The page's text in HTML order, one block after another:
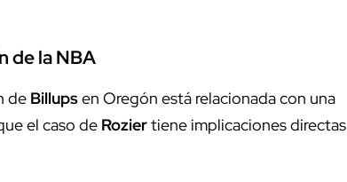
de la NBA
de Billupsen Oregón está relacionada con una
el caso de Roziertiene implicaciones directas